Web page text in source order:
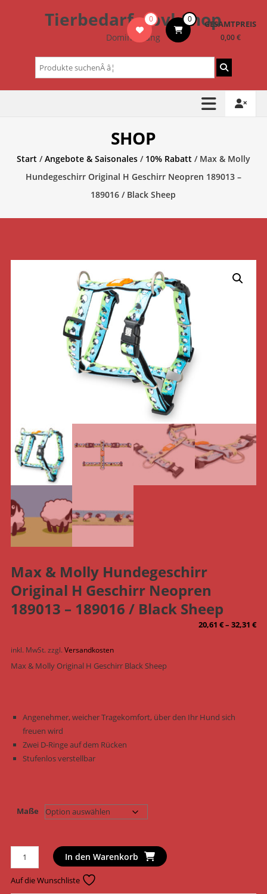
Tierbedarf – bvl-Shop
Dominik Lang
0 0 GESAMTPREIS
0,00 €
Suchen
nach:
SHOP
Start/Angebote & Saisonales/ 10% Rabatt/ Max & Molly
Hundegeschirr Original H Geschirr Neopren 189013 –
189016 / Black Sheep
Max & Molly Hundegeschirr
Original H Geschirr Neopren
189013 – 189016 / Black Sheep
20,61€–32,31€
inkl. MwSt. zzgl. Versandkosten
Max & Molly Original H Geschirr Black Sheep
Angenehmer, weicher Tragekomfort, über den Ihr Hund sich
freuen wird
Zwei D-Ringe auf dem Rücken
Stufenlos verstellbar
Maße
Max
&
Molly
In den Warenkorb
Auf die Wunschliste